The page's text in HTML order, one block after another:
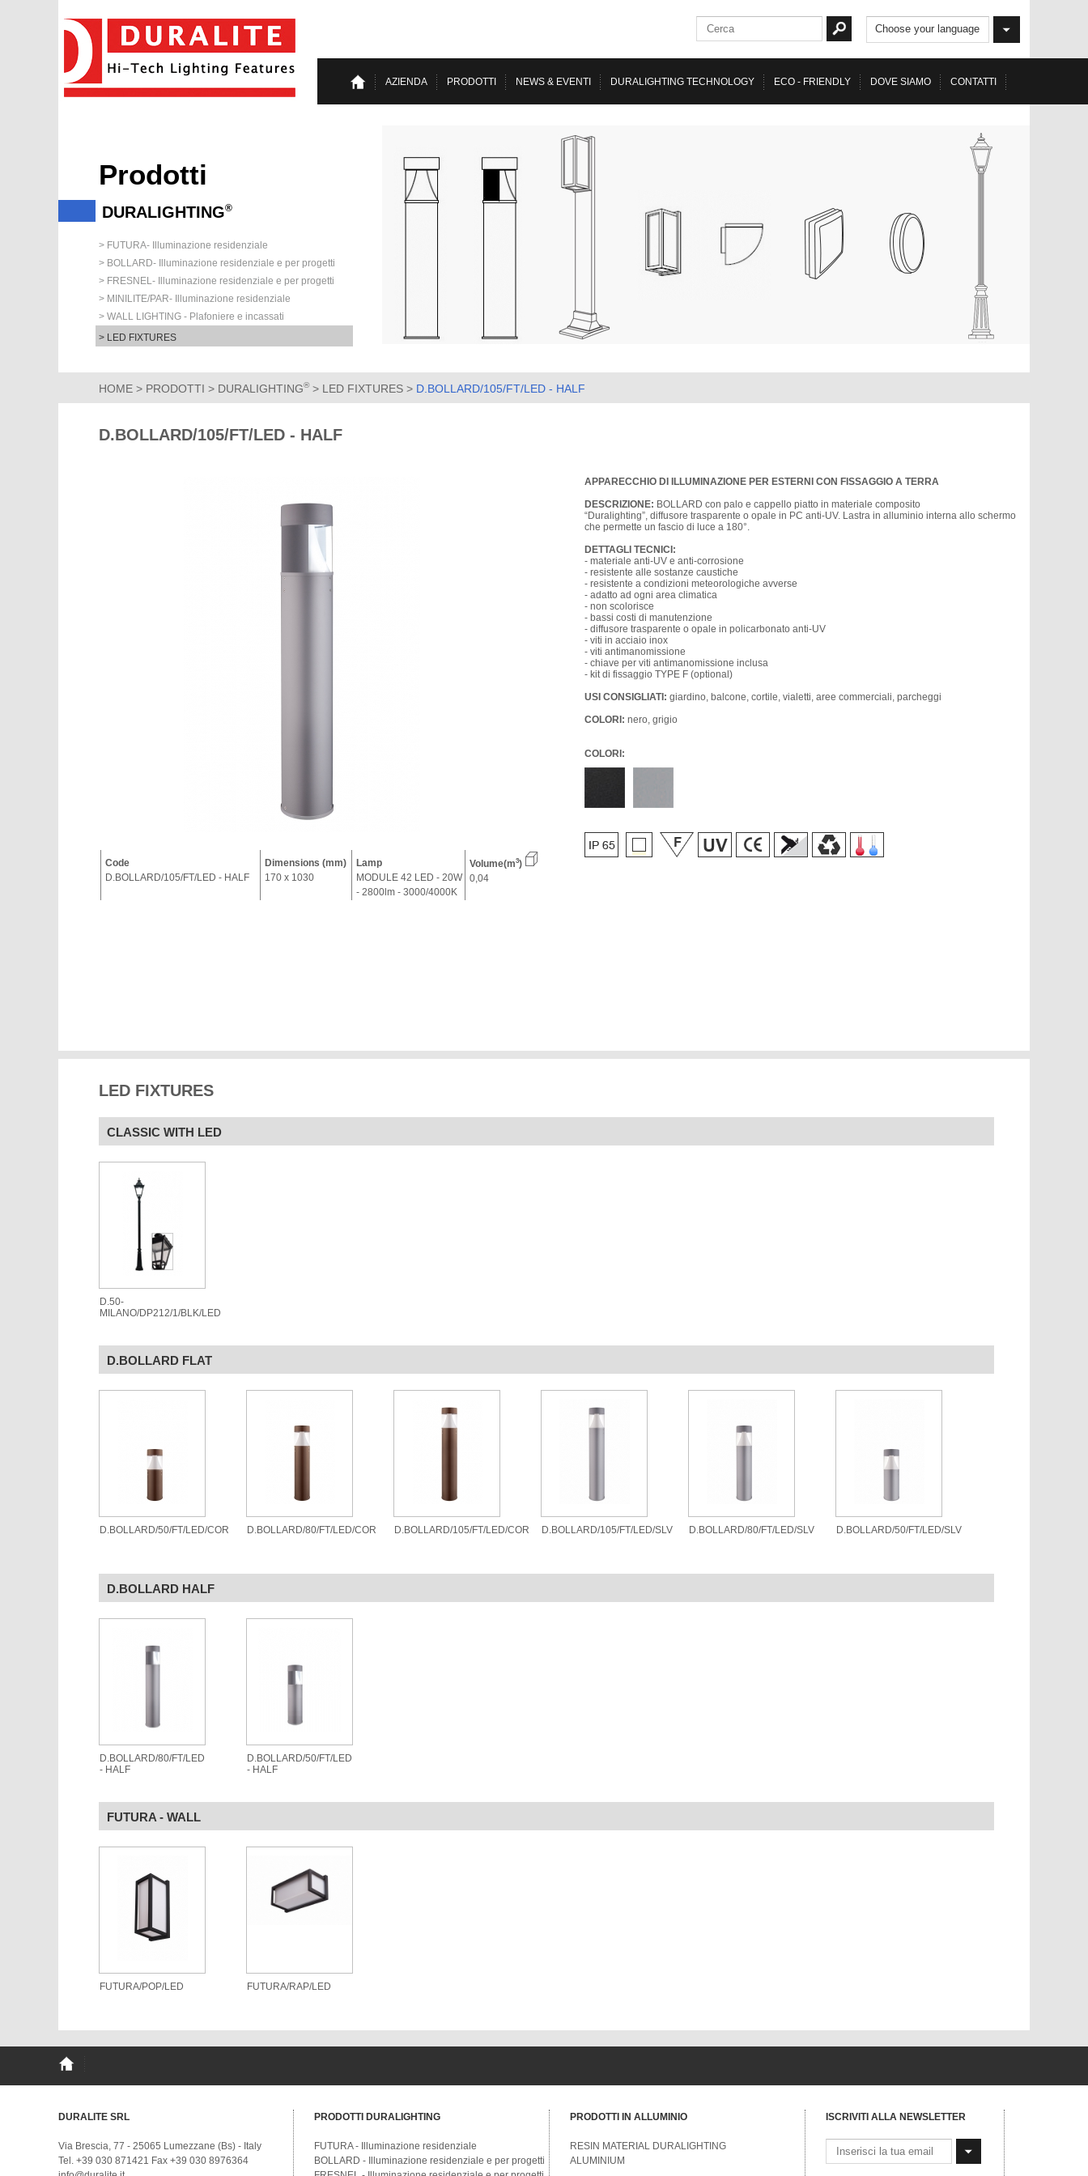
Prodotti
DURALIGHTING®
> FUTURA- Illuminazione residenziale
> BOLLARD- Illuminazione residenziale e per progetti
> FRESNEL- Illuminazione residenziale e per progetti
> MINILITE/PAR- Illuminazione residenziale
> WALL LIGHTING - Plafoniere e incassati
> LED FIXTURES
AZIENDA PRODOTTI NEWS & EVENTI DURALIGHTING TECHNOLOGY ECO - FRIENDLY DOVE SIAMO CONTATTI
Choose your language
HOME > PRODOTTI > DURALIGHTING®> LED FIXTURES > D.BOLLARD/105/FT/LED - HALF
D.BOLLARD/105/FT/LED - HALF
Code
D.BOLLARD/105/FT/LED - HALF
Dimensions (mm)
170 x 1030
Lamp
MODULE 42 LED - 20W
- 2800lm - 3000/4000K
Volume(m3)
0,04
APPARECCHIO DI ILLUMINAZIONE PER ESTERNI CON FISSAGGIO A TERRA
DESCRIZIONE: BOLLARD con palo e cappello piatto in materiale composito
“Duralighting”, diffusore trasparente o opale in PC anti-UV. Lastra in alluminio interna allo schermo
che permette un fascio di luce a 180°.
DETTAGLI TECNICI:
- materiale anti-UV e anti-corrosione
- resistente alle sostanze caustiche
- resistente a condizioni meteorologiche avverse
- adatto ad ogni area climatica
- non scolorisce
- bassi costi di manutenzione
- diffusore trasparente o opale in policarbonato anti-UV
- viti in acciaio inox
- viti antimanomissione
- chiave per viti antimanomissione inclusa
- kit di fissaggio TYPE F (optional)
USI CONSIGLIATI: giardino, balcone, cortile, vialetti, aree commerciali, parcheggi
COLORI: nero, grigio
COLORI:
LED FIXTURES
CLASSIC WITH LED
D.50-
MILANO/DP212/1/BLK/LED
D.BOLLARD FLAT
D.BOLLARD/50/FT/LED/COR D.BOLLARD/80/FT/LED/COR D.BOLLARD/105/FT/LED/COR D.BOLLARD/105/FT/LED/SLV D.BOLLARD/80/FT/LED/SLV D.BOLLARD/50/FT/LED/SLV
D.BOLLARD HALF
D.BOLLARD/80/FT/LED
- HALF
D.BOLLARD/50/FT/LED
- HALF
FUTURA - WALL
FUTURA/POP/LED FUTURA/RAP/LED
DURALITE SRL
Via Brescia, 77 - 25065 Lumezzane (Bs) - Italy
Tel. +39 030 871421 Fax +39 030 8976364
PRODOTTI DURALIGHTING
FUTURA - Illuminazione residenziale
BOLLARD - Illuminazione residenziale e per progetti
PRODOTTI IN ALLUMINIO
RESIN MATERIAL DURALIGHTING
ALUMINIUM
ISCRIVITI ALLA NEWSLETTER